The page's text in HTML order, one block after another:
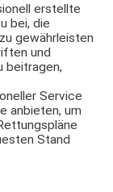
erstellte
bei, die
gewährleisten
und
beitragen,
Service
anbieten, um
Stand